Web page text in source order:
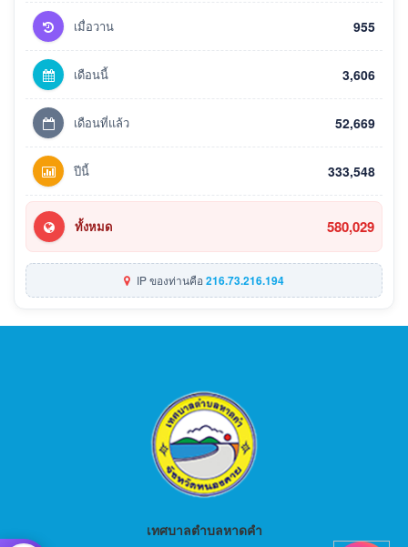
เมื่อวาน 955
เดือนนี้ 3,606
เดือนที่แล้ว 52,669
ปีนี้ 333,548
ทั้งหมด 580,029
IP ของท่านคือ216.73.216.194
เทศบาลตำบลหาดคำ